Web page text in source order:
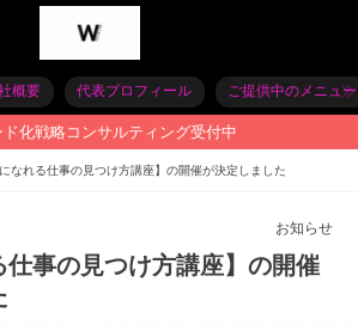
概要 代表プロフィール ご提供中のメニュー
ド化戦略コンサルティング受付中
になれる仕事の見つけ方講座】の開催が決定しました
お知らせ
仕事の見つけ方講座】の開催